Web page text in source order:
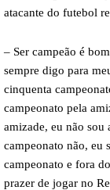
atacante do futebol
– Ser campeão é
sempre digo para
cinquenta
campeonato pela
amizade, eu não sou
campeonato não, eu
campeonato e fora
prazer de jogar no